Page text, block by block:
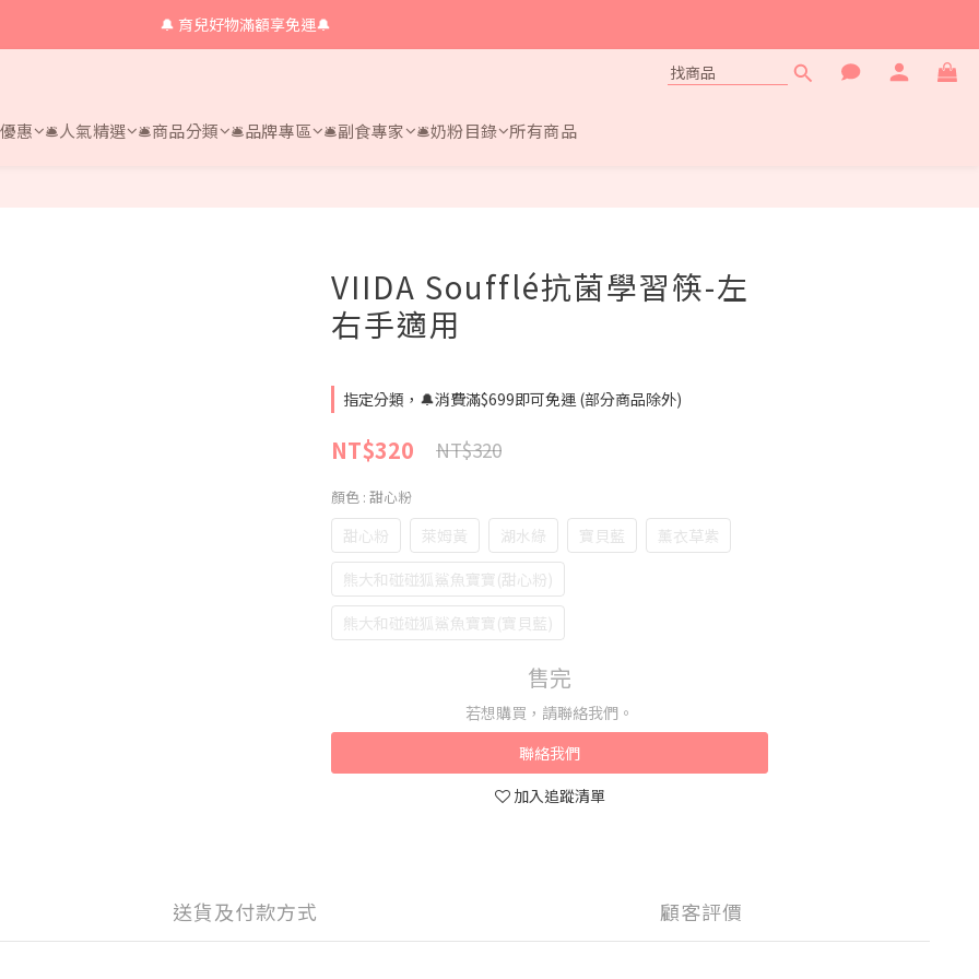
🔔 育兒好物滿額享免運🔔
🔔 育兒好物滿額享免運🔔
🔔 育兒好物滿額享免運🔔
惠 🛎人氣精選 🛎商品分類 🛎品牌專區 🛎副食專家 🛎奶粉目錄 所有商品
VIIDA Soufflé抗菌學習筷-左
右手適用
指定分類，🔔消費滿$699即可免運 (部分商品除外)
NT$320 NT$320
顏色 : 甜心粉
甜心粉 萊姆黃 湖水綠 寶貝藍
薰衣草紫
熊大和碰碰狐鯊魚寶寶(甜心粉)
熊大和碰碰狐鯊魚寶寶(寶貝藍)
售完
若想購買，請聯絡我們。
聯絡我們
加入追蹤清單
送貨及付款方式 顧客評價